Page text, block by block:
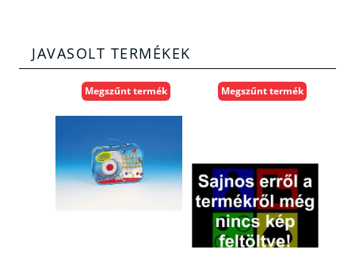
JAVASOLT TERMÉKEK
Megszűnt termék Megszűnt termék